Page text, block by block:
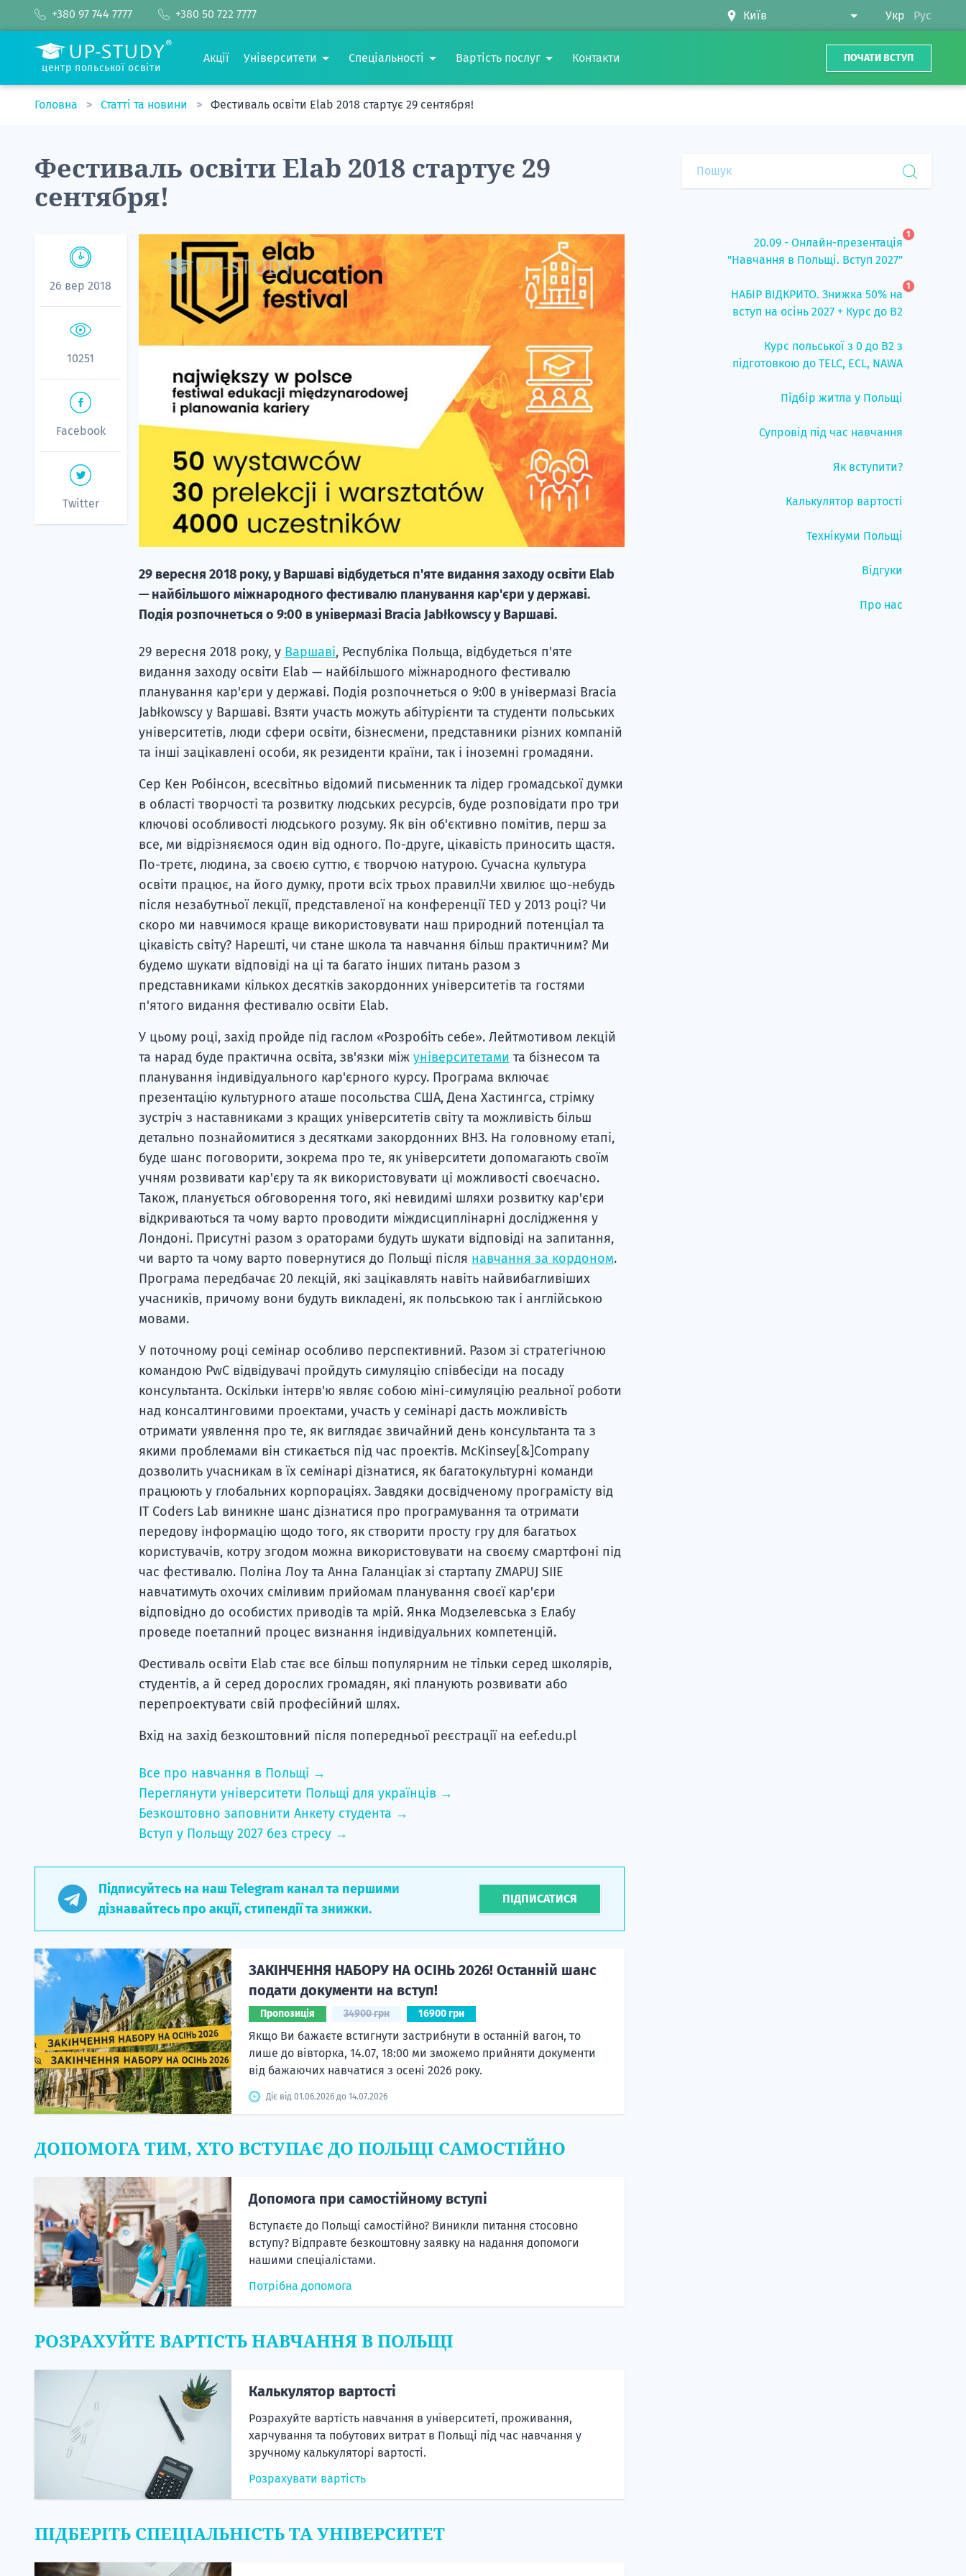
+380 97 744 7777 +380 50 722 7777 Укр Рус
центр польської освіти
Акції Університети Спеціальності Вартість послуг Контакти ПОЧАТИ ВСТУП
Головна Статті та новини Фестиваль освіти Elab 2018 стартує 29 сентября!
Фестиваль освіти Elab 2018 стартує 29
сентября!
26 вер 2018
10251
Facebook
Twitter
29 вересня 2018 року, у Варшаві відбудеться п'яте видання заходу освіти Elab
— найбільшого міжнародного фестивалю планування кар'єри у державі.
Подія розпочнеться о 9:00 в універмазі Bracia Jabłkowscy у Варшаві.
29 вересня 2018 року, у Варшаві, Республіка Польща, відбудеться п'яте
видання заходу освіти Elab — найбільшого міжнародного фестивалю
планування кар'єри у державі. Подія розпочнеться о 9:00 в універмазі Bracia
Jabłkowscy у Варшаві. Взяти участь можуть абітурієнти та студенти польських
університетів, люди сфери освіти, бізнесмени, представники різних компаній
та інші зацікавлені особи, як резиденти країни, так і іноземні громадяни.
Сер Кен Робінсон, всесвітньо відомий письменник та лідер громадської думки
в області творчості та розвитку людських ресурсів, буде розповідати про три
ключові особливості людського розуму. Як він об'єктивно помітив, перш за
все, ми відрізняємося один від одного. По-друге, цікавість приносить щастя.
По-третє, людина, за своєю суттю, є творчою натурою. Сучасна культура
освіти працює, на його думку, проти всіх трьох правил.Чи хвилює що-небудь
після незабутньої лекції, представленої на конференції TED у 2013 році? Чи
скоро ми навчимося краще використовувати наш природний потенціал та
цікавість світу? Нарешті, чи стане школа та навчання більш практичним? Ми
будемо шукати відповіді на ці та багато інших питань разом з
представниками кількох десятків закордонних університетів та гостями
п'ятого видання фестивалю освіти Elab.
У цьому році, захід пройде під гаслом «Розробіть себе». Лейтмотивом лекцій
та нарад буде практична освіта, зв'язки між університетами та бізнесом та
планування індивідуального кар'єрного курсу. Програма включає
презентацію культурного аташе посольства США, Дена Хастингса, стрімку
зустріч з наставниками з кращих університетів світу та можливість більш
детально познайомитися з десятками закордонних ВНЗ. На головному етапі,
буде шанс поговорити, зокрема про те, як університети допомагають своїм
учням розвивати кар'єру та як використовувати ці можливості своєчасно.
Також, планується обговорення того, які невидимі шляхи розвитку кар'єри
відкриваються та чому варто проводити міждисциплінарні дослідження у
Лондоні. Присутні разом з ораторами будуть шукати відповіді на запитання,
чи варто та чому варто повернутися до Польщі після навчання за кордоном.
Програма передбачає 20 лекцій, які зацікавлять навіть найвибагливіших
учасників, причому вони будуть викладені, як польською так і англійською
мовами.
У поточному році семінар особливо перспективний. Разом зі стратегічною
командою PwC відвідувачі пройдуть симуляцію співбесіди на посаду
консультанта. Оскільки інтерв'ю являє собою міні-симуляцію реальної роботи
над консалтинговими проектами, участь у семінарі дасть можливість
отримати уявлення про те, як виглядає звичайний день консультанта та з
якими проблемами він стикається під час проектів. McKinsey[&]Company
дозволить учасникам в їх семінарі дізнатися, як багатокультурні команди
працюють у глобальних корпораціях. Завдяки досвідченому програмісту від
IT Coders Lab виникне шанс дізнатися про програмування та отримати
передову інформацію щодо того, як створити просту гру для багатьох
користувачів, котру згодом можна використовувати на своєму смартфоні під
час фестивалю. Поліна Лоу та Анна Галанціак зі стартапу ZMAPUJ SIIE
навчатимуть охочих сміливим прийомам планування своєї кар'єри
відповідно до особистих приводів та мрій. Янка Модзелевська з Елабу
проведе поетапний процес визнання індивідуальних компетенцій.
Фестиваль освіти Elab стає все більш популярним не тільки серед школярів,
студентів, а й серед дорослих громадян, які планують розвивати або
перепроектувати свій професійний шлях.
Вхід на захід безкоштовний після попередньої реєстрації на eef.edu.pl
Все про навчання в Польщі →
Переглянути університети Польщі для українців →
Безкоштовно заповнити Анкету студента →
Вступ у Польщу 2027 без стресу →
Підписуйтесь на наш Telegram канал та першими
дізнавайтесь про акції, стипендії та знижки.
ПІДПИСАТИСЯ
ЗАКІНЧЕННЯ НАБОРУ НА ОСІНЬ 2026! Останній шанс
подати документи на вступ!
Пропозиція 34900 грн 16900 грн
Якщо Ви бажаєте встигнути застрибнути в останній вагон, то
лише до вівторка, 14.07, 18:00 ми зможемо прийняти документи
від бажаючих навчатися з осені 2026 року.
Діє від 01.06.2026 до 14.07.2026
ДОПОМОГА ТИМ, ХТО ВСТУПАЄ ДО ПОЛЬЩІ САМОСТІЙНО
Допомога при самостійному вступі
Вступаєте до Польщі самостійно? Виникли питання стосовно
вступу? Відправте безкоштовну заявку на надання допомоги
нашими спеціалістами.
Потрібна допомога
РОЗРАХУЙТЕ ВАРТІСТЬ НАВЧАННЯ В ПОЛЬЩІ
Калькулятор вартості
Розрахуйте вартість навчання в університеті, проживання,
харчування та побутових витрат в Польщі під час навчання у
зручному калькуляторі вартості.
Розрахувати вартість
ПІДБЕРІТЬ СПЕЦІАЛЬНІСТЬ ТА УНІВЕРСИТЕТ
20.09 - Онлайн-презентація
"Навчання в Польщі. Вступ 2027"
1
НАБІР ВІДКРИТО. Знижка 50% на
вступ на осінь 2027 + Курс до B2
1
Курс польської з 0 до B2 з
підготовкою до TELC, ECL, NAWA
Підбір житла у Польщі
Супровід під час навчання
Як вступити?
Калькулятор вартості
Технікуми Польщі
Відгуки
Про нас